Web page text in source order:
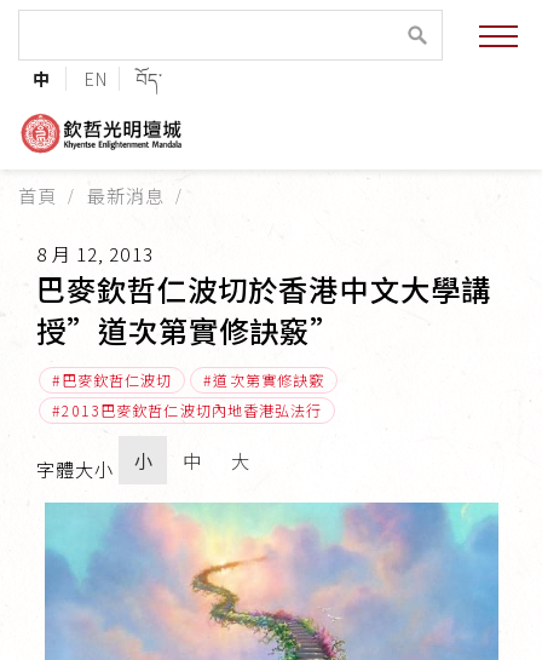
中 EN བོད་
緣起與願景
法王與上師的祝福
培植福田
加入志工
巴麥欽哲傳承
第三世巴麥欽哲仁波切
傳承上師授證
專書與譯著
首頁 最新消息
8 月 12, 2013
巴麥欽哲仁波切於香港中文大學講
授”道次第實修訣竅”
巴麥欽哲仁波切
道次第實修訣竅
2013巴麥欽哲仁波切內地香港弘法行
字體大小 小 中 大